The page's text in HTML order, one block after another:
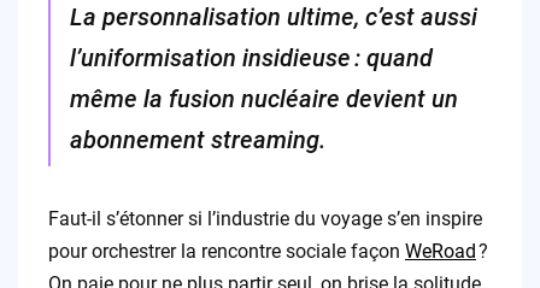
La personnalisation ultime, c’est aussi
l’uniformisation insidieuse : quand
même la fusion nucléaire devient un
abonnement streaming.
Faut-il s’étonner si l’industrie du voyage s’en inspire
pour orchestrer la rencontre sociale façon WeRoad?